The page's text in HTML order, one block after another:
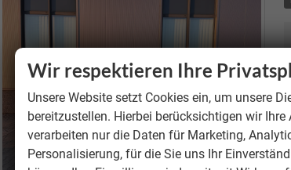
Wir respektieren Ihre
Unsere Website setzt Cookies ein, um unsere
bereitzustellen. Hierbei berücksichtigen wir Ihre
verarbeiten nur die Daten für Marketing,
Personalisierung, für die Sie uns Ihr